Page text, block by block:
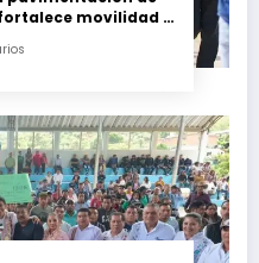
movilidad y